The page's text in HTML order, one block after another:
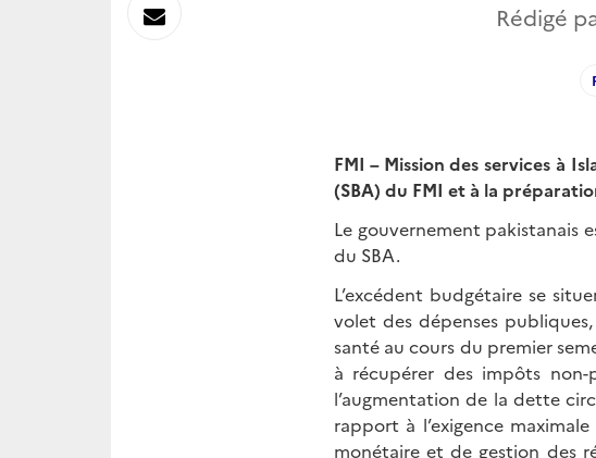
Rédigé
FMI – Mission des services à
(SBA) du FMI et à la
Le gouvernement pakistanais
du SBA.
L’excédent budgétaire se
volet des dépenses
santé au cours du premier
à récupérer des impôts
l’augmentation de la dette
rapport à l’exigence
monétaire et de gestion des
Envoyer